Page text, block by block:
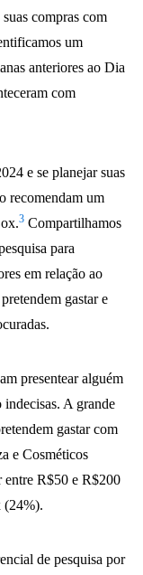
compras com
um
anteriores ao Dia
com
e se planejar suas
recomendam um
3 Compartilhamos
para
em relação ao
gastar e
presentear alguém
indecisas. A grande
gastar com
e Cosméticos
entre R$50 e R$200
(24%).
de pesquisa por